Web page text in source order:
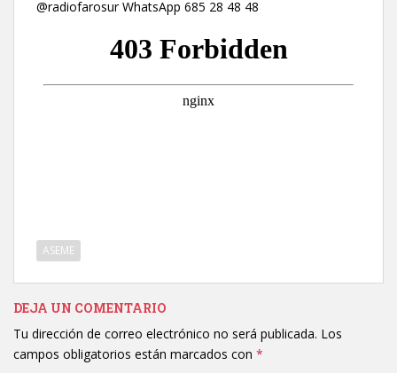
@radiofarosur WhatsApp 685 28 48 48
ASEME
DEJA UN COMENTARIO
Tu dirección de correo electrónico no será publicada. Los
campos obligatorios están marcados con *